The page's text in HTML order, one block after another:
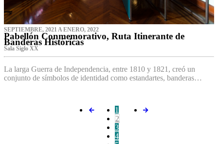
SEPTIEMBRE, 2021 A ENERO, 2022
Pabellón Conmemorativo, Ruta Itinerante de
Banderas Históricas
Sala Siglo XX
La larga Guerra de Independencia, entre 1810 y 1821, creó un
conjunto de símbolos de identidad como estandartes, banderas…
1
2
3
4